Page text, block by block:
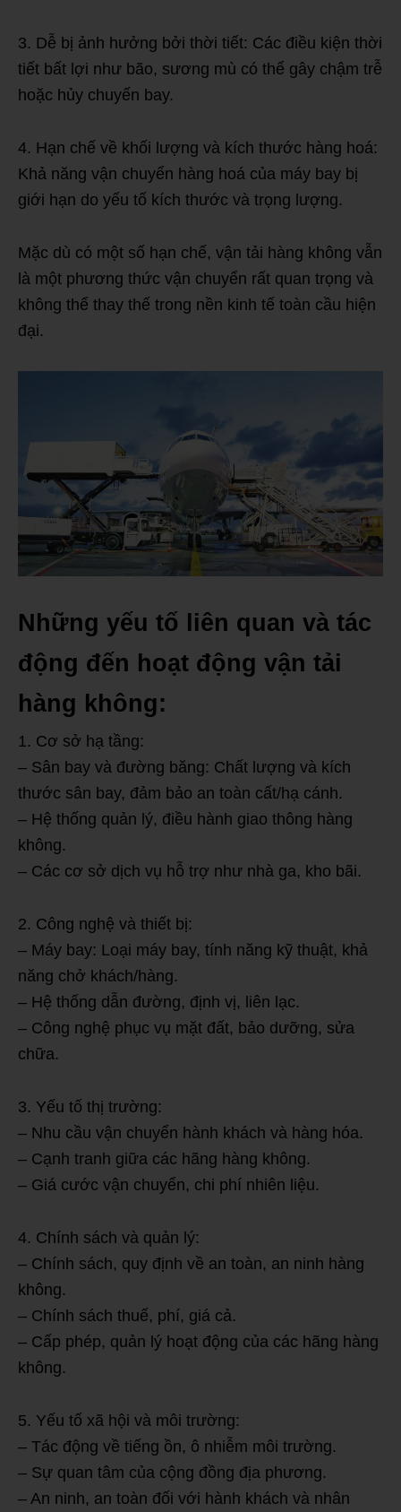
3. Dễ bị ảnh hưởng bởi thời tiết: Các điều kiện thời
tiết bất lợi như bão, sương mù có thể gây chậm trễ
hoặc hủy chuyến bay.
4. Hạn chế về khối lượng và kích thước hàng hoá:
Khả năng vận chuyển hàng hoá của máy bay bị
giới hạn do yếu tố kích thước và trọng lượng.
Mặc dù có một số hạn chế, vận tải hàng không vẫn
là một phương thức vận chuyển rất quan trọng và
không thể thay thế trong nền kinh tế toàn cầu hiện
đại.
Những yếu tố liên quan và tác
động đến hoạt động vận tải
hàng không:
1. Cơ sở hạ tầng:
– Sân bay và đường băng: Chất lượng và kích
thước sân bay, đảm bảo an toàn cất/hạ cánh.
– Hệ thống quản lý, điều hành giao thông hàng
không.
– Các cơ sở dịch vụ hỗ trợ như nhà ga, kho bãi.
2. Công nghệ và thiết bị:
– Máy bay: Loại máy bay, tính năng kỹ thuật, khả
năng chở khách/hàng.
– Hệ thống dẫn đường, định vị, liên lạc.
– Công nghệ phục vụ mặt đất, bảo dưỡng, sửa
chữa.
3. Yếu tố thị trường:
– Nhu cầu vận chuyển hành khách và hàng hóa.
– Cạnh tranh giữa các hãng hàng không.
– Giá cước vận chuyển, chi phí nhiên liệu.
4. Chính sách và quản lý:
– Chính sách, quy định về an toàn, an ninh hàng
không.
– Chính sách thuế, phí, giá cả.
– Cấp phép, quản lý hoạt động của các hãng hàng
không.
5. Yếu tố xã hội và môi trường:
– Tác động về tiếng ồn, ô nhiễm môi trường.
– Sự quan tâm của cộng đồng địa phương.
– An ninh, an toàn đối với hành khách và nhân